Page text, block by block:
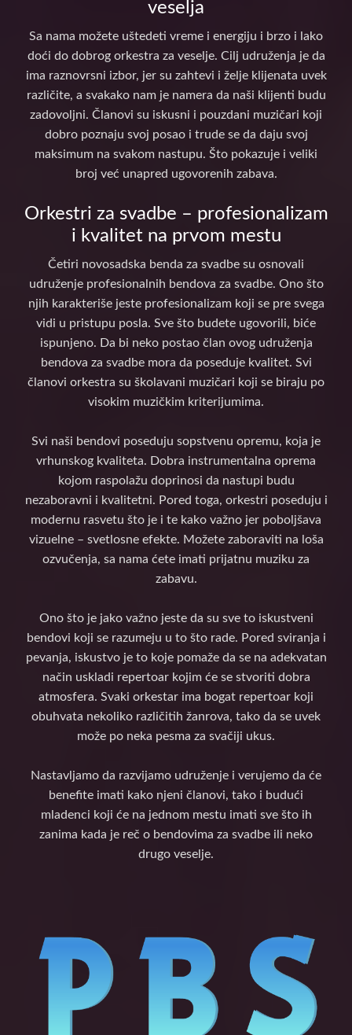
veselja
Sa nama možete uštedeti vreme i energiju i brzo i lako
doći do dobrog orkestra za veselje. Cilj udruženja je da
ima raznovrsni izbor, jer su zahtevi i želje klijenata uvek
različite, a svakako nam je namera da naši klijenti budu
zadovoljni. Članovi su iskusni i pouzdani muzičari koji
dobro poznaju svoj posao i trude se da daju svoj
maksimum na svakom nastupu. Što pokazuje i veliki
broj već unapred ugovorenih zabava.
Orkestri za svadbe – profesionalizam
i kvalitet na prvom mestu
Četiri novosadska benda za svadbe su osnovali
udruženje profesionalnih bendova za svadbe. Ono što
njih karakteriše jeste profesionalizam koji se pre svega
vidi u pristupu posla. Sve što budete ugovorili, biće
ispunjeno. Da bi neko postao član ovog udruženja
bendova za svadbe mora da poseduje kvalitet. Svi
članovi orkestra su školavani muzičari koji se biraju po
visokim muzičkim kriterijumima.
Svi naši bendovi poseduju sopstvenu opremu, koja je
vrhunskog kvaliteta. Dobra instrumentalna oprema
kojom raspolažu doprinosi da nastupi budu
nezaboravni i kvalitetni. Pored toga, orkestri poseduju i
modernu rasvetu što je i te kako važno jer poboljšava
vizuelne – svetlosne efekte. Možete zaboraviti na loša
ozvučenja, sa nama ćete imati prijatnu muziku za
zabavu.
Ono što je jako važno jeste da su sve to iskustveni
bendovi koji se razumeju u to što rade. Pored sviranja i
pevanja, iskustvo je to koje pomaže da se na adekvatan
način uskladi repertoar kojim će se stvoriti dobra
atmosfera. Svaki orkestar ima bogat repertoar koji
obuhvata nekoliko različitih žanrova, tako da se uvek
može po neka pesma za svačiji ukus.
Nastavljamo da razvijamo udruženje i verujemo da će
benefite imati kako njeni članovi, tako i budući
mladenci koji će na jednom mestu imati sve što ih
zanima kada je reč o bendovima za svadbe ili neko
drugo veselje.